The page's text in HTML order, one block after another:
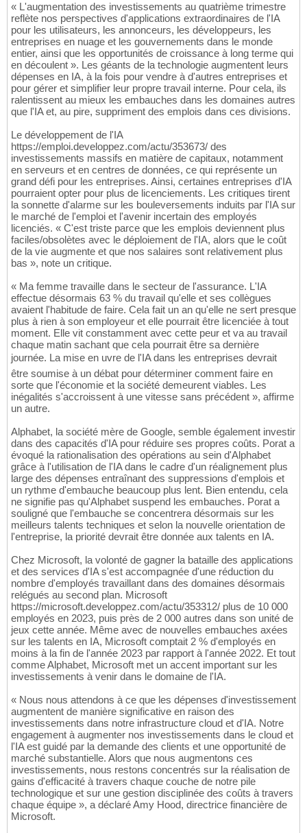
« L'augmentation des investissements au quatrième trimestre
reflète nos perspectives d'applications extraordinaires de l'IA
pour les utilisateurs, les annonceurs, les développeurs, les
entreprises en nuage et les gouvernements dans le monde
entier, ainsi que les opportunités de croissance à long terme qui
en découlent ». Les géants de la technologie augmentent leurs
dépenses en IA, à la fois pour vendre à d'autres entreprises et
pour gérer et simplifier leur propre travail interne. Pour cela, ils
ralentissent au mieux les embauches dans les domaines autres
que l'IA et, au pire, suppriment des emplois dans ces divisions.
Le développement de l'IA
https://emploi.developpez.com/actu/353673/ des
investissements massifs en matière de capitaux, notamment
en serveurs et en centres de données, ce qui représente un
grand défi pour les entreprises. Ainsi, certaines entreprises d'IA
pourraient opter pour plus de licenciements. Les critiques tirent
la sonnette d'alarme sur les bouleversements induits par l'IA sur
le marché de l'emploi et l'avenir incertain des employés
licenciés. « C'est triste parce que les emplois deviennent plus
faciles/obsolètes avec le déploiement de l'IA, alors que le coût
de la vie augmente et que nos salaires sont relativement plus
bas », note un critique.
« Ma femme travaille dans le secteur de l'assurance. L'IA
effectue désormais 63 % du travail qu'elle et ses collègues
avaient l'habitude de faire. Cela fait un an qu'elle ne sert presque
plus à rien à son employeur et elle pourrait être licenciée à tout
moment. Elle vit constamment avec cette peur et va au travail
chaque matin sachant que cela pourrait être sa dernière
journée. La mise en uvre de l'IA dans les entreprises devrait
être soumise à un débat pour déterminer comment faire en
sorte que l'économie et la société demeurent viables. Les
inégalités s'accroissent à une vitesse sans précédent », affirme
un autre.
Alphabet, la société mère de Google, semble également investir
dans des capacités d'IA pour réduire ses propres coûts. Porat a
évoqué la rationalisation des opérations au sein d'Alphabet
grâce à l'utilisation de l'IA dans le cadre d'un réalignement plus
large des dépenses entraînant des suppressions d'emplois et
un rythme d'embauche beaucoup plus lent. Bien entendu, cela
ne signifie pas qu'Alphabet suspend les embauches. Porat a
souligné que l'embauche se concentrera désormais sur les
meilleurs talents techniques et selon la nouvelle orientation de
l'entreprise, la priorité devrait être donnée aux talents en IA.
Chez Microsoft, la volonté de gagner la bataille des applications
et des services d'IA s'est accompagnée d'une réduction du
nombre d'employés travaillant dans des domaines désormais
relégués au second plan. Microsoft
https://microsoft.developpez.com/actu/353312/ plus de 10 000
employés en 2023, puis près de 2 000 autres dans son unité de
jeux cette année. Même avec de nouvelles embauches axées
sur les talents en IA, Microsoft comptait 2 % d'employés en
moins à la fin de l'année 2023 par rapport à l'année 2022. Et tout
comme Alphabet, Microsoft met un accent important sur les
investissements à venir dans le domaine de l'IA.
« Nous nous attendons à ce que les dépenses d'investissement
augmentent de manière significative en raison des
investissements dans notre infrastructure cloud et d'IA. Notre
engagement à augmenter nos investissements dans le cloud et
l'IA est guidé par la demande des clients et une opportunité de
marché substantielle. Alors que nous augmentons ces
investissements, nous restons concentrés sur la réalisation de
gains d'efficacité à travers chaque couche de notre pile
technologique et sur une gestion disciplinée des coûts à travers
chaque équipe », a déclaré Amy Hood, directrice financière de
Microsoft.